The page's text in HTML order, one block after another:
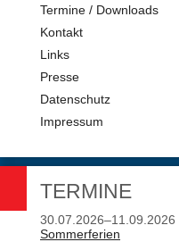
Termine / Downloads
Kontakt
Links
Presse
Datenschutz
Impressum
TERMINE
30.07.2026–11.09.2026
Sommerferien